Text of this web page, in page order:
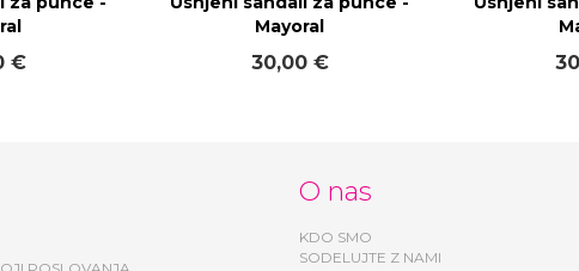
€
Mayoral
30,00 €
O nas
KDO SMO
SODELUJTE Z NAMI